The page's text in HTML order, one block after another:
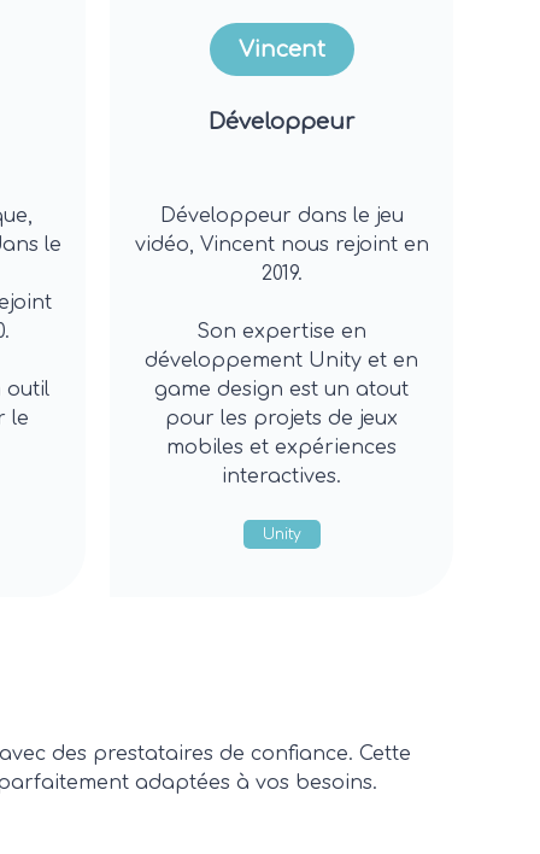
le
outil
le
Vincent
Développeur
Développeur dans le jeu
vidéo, Vincent nous rejoint en
2019.
Son expertise en
développement Unity et en
game design est un atout
pour les projets de jeux
mobiles et expériences
interactives.
Unity
des prestataires de confiance. Cette
adaptées à vos besoins.